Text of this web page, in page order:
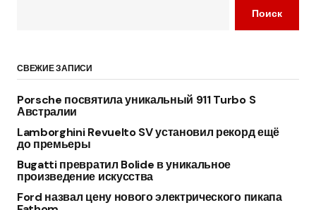
Поиск
СВЕЖИЕ ЗАПИСИ
Porsche посвятила уникальный 911 Turbo S
Австралии
Lamborghini Revuelto SV установил рекорд ещё
до премьеры
Bugatti превратил Bolide в уникальное
произведение искусства
Ford назвал цену нового электрического пикапа